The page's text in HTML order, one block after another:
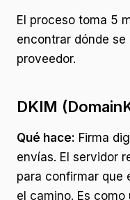
El proceso toma 5
encontrar dónde se
proveedor.
DKIM
Qué hace: Firma
envías. El servidor
para confirmar que
el camino. Es